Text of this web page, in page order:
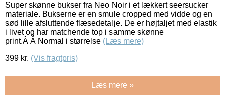
Super skønne bukser fra Neo Noir i et lækkert seersucker
materiale. Bukserne er en smule cropped med vidde og en
sød lille afsluttende flæsedetalje. De er højtaljet med elastik
i livet og har matchende top i samme skønne
print.Â Â Normal i størrelse (Læs mere)
399 kr. (Vis fragtpris)
Læs mere »